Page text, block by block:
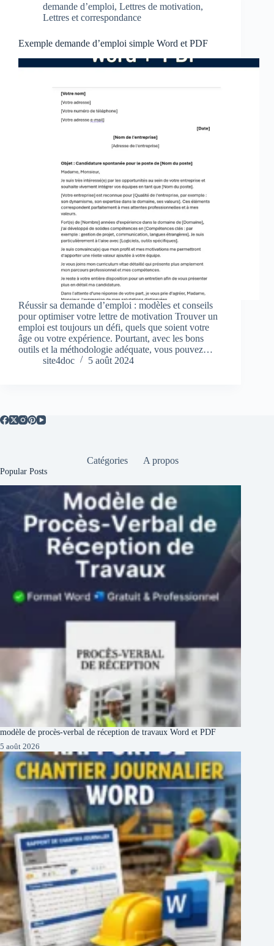
demande d’emploi, Lettres de motivation,
Lettres et correspondance
Exemple demande d’emploi simple Word et PDF
Réussir sa demande d’emploi : modèles et conseils
pour optimiser votre lettre de motivation Trouver un
emploi est toujours un défi, quels que soient votre
âge ou votre expérience. Pourtant, avec les bons
outils et la méthodologie adéquate, vous pouvez…
site4doc
5 août 2024
Catégories A propos
Popular Posts
modèle de procès-verbal de réception de travaux Word et PDF
5 août 2026